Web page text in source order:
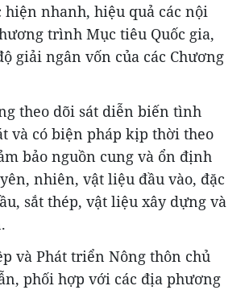
nhanh, hiệu quả các nội
trình Mục tiêu Quốc gia,
giải ngân vốn của các Chương
theo dõi sát diễn biến tình
và có biện pháp kịp thời theo
bảo nguồn cung và ổn định
nhiên, vật liệu đầu vào, đặc
sắt thép, vật liệu xây dựng và
và Phát triển Nông thôn chủ
phối hợp với các địa phương